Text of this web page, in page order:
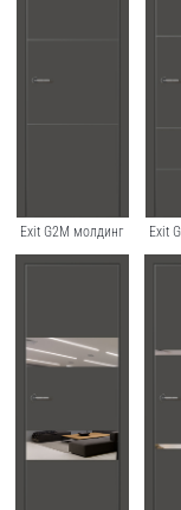
Exit G2M молдинг Exit